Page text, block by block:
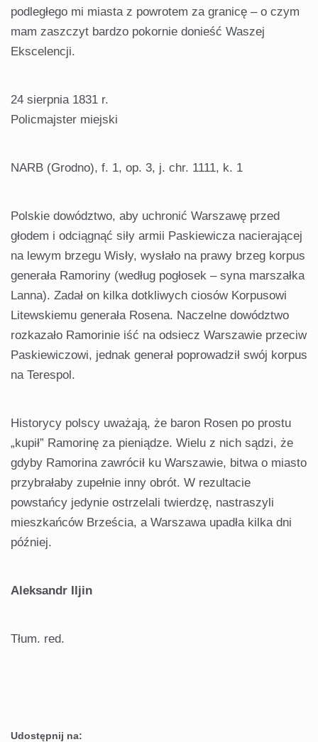
podległego mi miasta z powrotem za granicę – o czym
mam zaszczyt bardzo pokornie donieść Waszej
Ekscelencji.
24 sierpnia 1831 r.
Policmajster miejski
NARB (Grodno), f. 1, op. 3, j. chr. 1111, k. 1
Polskie dowództwo, aby uchronić Warszawę przed
głodem i odciągnąć siły armii Paskiewicza nacierającej
na lewym brzegu Wisły, wysłało na prawy brzeg korpus
generała Ramoriny (według pogłosek – syna marszałka
Lanna). Zadał on kilka dotkliwych ciosów Korpusowi
Litewskiemu generała Rosena. Naczelne dowództwo
rozkazało Ramorinie iść na odsiecz Warszawie przeciw
Paskiewiczowi, jednak generał poprowadził swój korpus
na Terespol.
Historycy polscy uważają, że baron Rosen po prostu
„kupił” Ramorinę za pieniądze. Wielu z nich sądzi, że
gdyby Ramorina zawrócił ku Warszawie, bitwa o miasto
przybrałaby zupełnie inny obrót. W rezultacie
powstańcy jedynie ostrzelali twierdzę, nastraszyli
mieszkańców Brześcia, a Warszawa upadła kilka dni
później.
Aleksandr Iljin
Tłum. red.
Udostępnij na: